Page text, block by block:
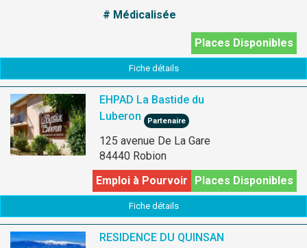
# Médicalisée
Places Disponibles
Fiche détails
EHPAD La Bastide du
Luberon
Partenaire
125 avenue De La Gare
84440 Robion
Places Disponibles
Emploi à Pourvoir
Fiche détails
RESIDENCE DU QUINSAN